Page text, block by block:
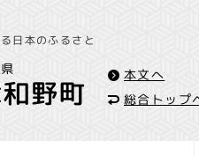
日本のふるさと
本文へ
総合トップ